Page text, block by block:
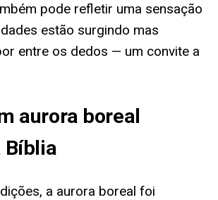
pode refletir uma sensação
estão surgindo mas
entre os dedos — um convite a
aurora boreal
Bíblia
a aurora boreal foi